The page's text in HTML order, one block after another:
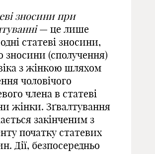
зносини при
— це лише
статеві зносини,
зносини (сполучення)
з жінкою шляхом
чоловічого
члена в статеві
жінки. Зґвалтування
закінченим з
початку статевих
Дії, безпосередньо